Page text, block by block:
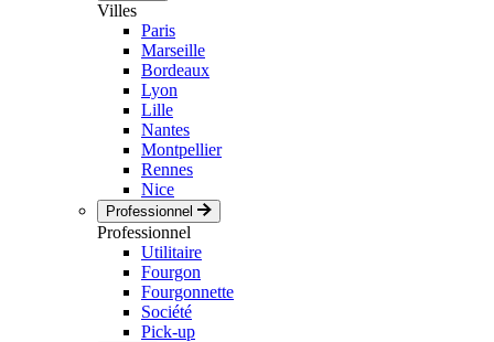
Villes
Paris
Marseille
Bordeaux
Lyon
Lille
Nantes
Montpellier
Rennes
Nice
Professionnel
Professionnel
Utilitaire
Fourgon
Fourgonnette
Société
Pick-up